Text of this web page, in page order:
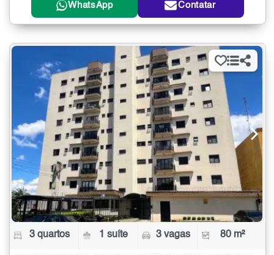
WhatsApp Contatar
3 quartos 1 suíte 3 vagas 80 m²